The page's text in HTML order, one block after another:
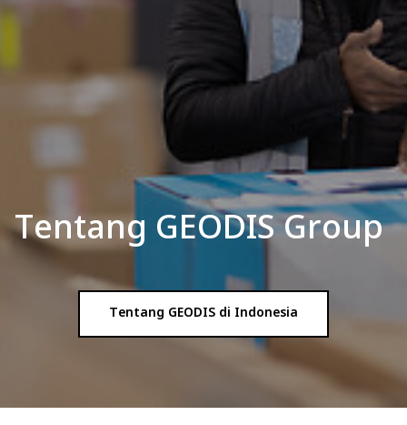
Pilih negara dan bahasa Anda
Indonesia
Tentang GEODIS Group
Tentang GEODIS di Indonesia